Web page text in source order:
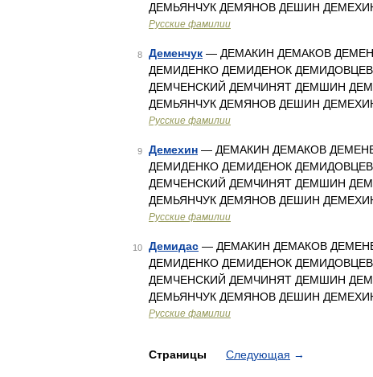
ДЕМЬЯНЧУК ДЕМЯНОВ ДЕШИН
Русские фамилии
8 Деменчук — ДЕМАКИН ДЕМАКОВ
ДЕМИДЕНКО ДЕМИДЕНОК
ДЕМЧЕНСКИЙ ДЕМЧИНЯТ ДЕМШИН
ДЕМЬЯНЧУК ДЕМЯНОВ ДЕШИН
Русские фамилии
9 Демехин — ДЕМАКИН ДЕМАКОВ
ДЕМИДЕНКО ДЕМИДЕНОК
ДЕМЧЕНСКИЙ ДЕМЧИНЯТ ДЕМШИН
ДЕМЬЯНЧУК ДЕМЯНОВ ДЕШИН
Русские фамилии
10 Демидас — ДЕМАКИН ДЕМАКОВ
ДЕМИДЕНКО ДЕМИДЕНОК
ДЕМЧЕНСКИЙ ДЕМЧИНЯТ ДЕМШИН
ДЕМЬЯНЧУК ДЕМЯНОВ ДЕШИН
Русские фамилии
Страницы Следующая →